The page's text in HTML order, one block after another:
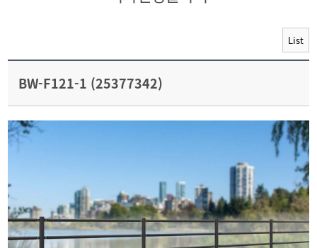
List
BW-F121-1 (25377342)